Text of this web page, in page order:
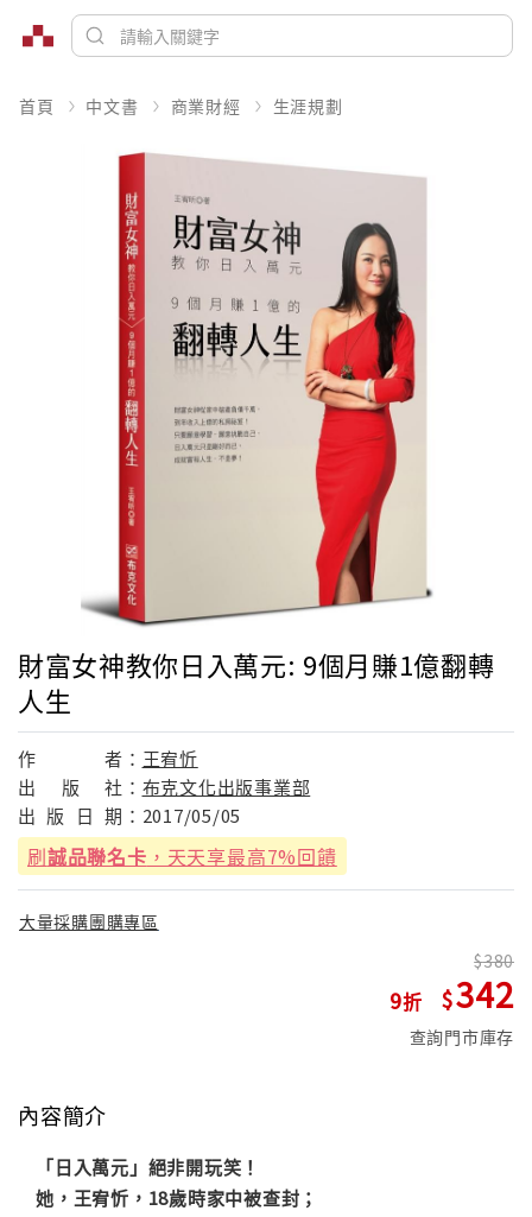
首頁 中文書 商業財經 生涯規劃
財富女神教你日入萬元: 9個月賺1億翻轉
人生
作 者： 王宥忻
出
版 社： 布克文化出版事業部
出 版 日 期： 2017/05/05
刷誠品聯名卡 ，天天享最高7%回饋
大量採購團購專區
9
380
342
查詢門市庫存
內容簡介
「日入萬元」絕非開玩笑！
她，王宥忻，18歲時家中被查封；